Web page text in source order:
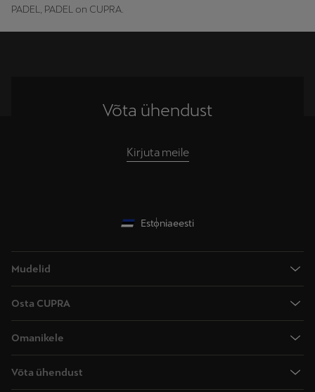
PADEL, PADEL on CUPRA.
Võta ühendust
Kirjuta meile
Estoniaeesti
Mudelid
CUPRA Formentor
CUPRA Leon
Osta CUPRA
Broneeri proovisõit
Omanikele
Võta ühendust